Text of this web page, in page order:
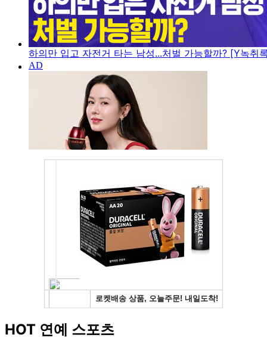
하의만 입고 자전거 타는 남성...처벌 가능할까? [Y녹취
HOT 연예 스포츠